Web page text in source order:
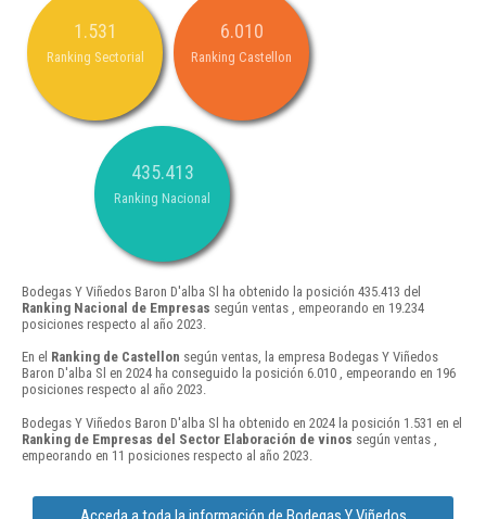
1.531
Ranking Sectorial
6.010
Ranking Castellon
435.413
Ranking Nacional
Bodegas Y Viñedos Baron D'alba Sl ha obtenido la posición 435.413 del
Ranking Nacional de Empresas según ventas , empeorando en 19.234
posiciones respecto al año 2023.
En el Ranking de Castellon según ventas, la empresa Bodegas Y Viñedos
Baron D'alba Sl en 2024 ha conseguido la posición 6.010 , empeorando en 196
posiciones respecto al año 2023.
Bodegas Y Viñedos Baron D'alba Sl ha obtenido en 2024 la posición 1.531 en el
Ranking de Empresas del Sector Elaboración de vinos según ventas ,
empeorando en 11 posiciones respecto al año 2023.